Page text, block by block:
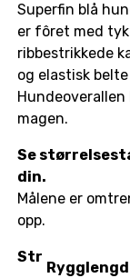
Superfin blå
er fôret med
ribbestrikkede
og elastisk
magen.
Se
din.
Målene er
opp.
Str